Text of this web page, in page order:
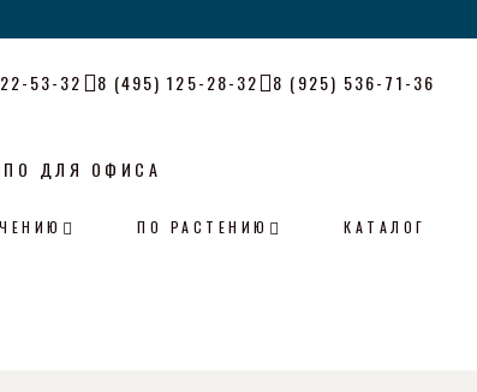
53-32 8 (495) 125-28-32 8 (925) 536-71-36
ДЛЯ ОФИСА
ПО РАСТЕНИЮ КАТАЛОГ